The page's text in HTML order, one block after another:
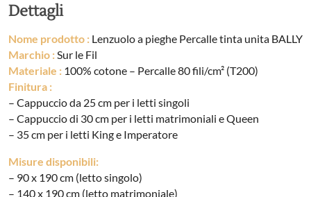
Dettagli
Nome prodotto : Lenzuolo a pieghe Percalle tinta unita BALLY
Marchio : Sur le Fil
Materiale : 100% cotone – Percalle 80 fili/cm² (T200)
Finitura :
– Cappuccio da 25 cm per i letti singoli
– Cappuccio di 30 cm per i letti matrimoniali e Queen
– 35 cm per i letti King e Imperatore
Misure disponibili:
– 90 x 190 cm (letto singolo)
– 140 x 190 cm (letto matrimoniale)